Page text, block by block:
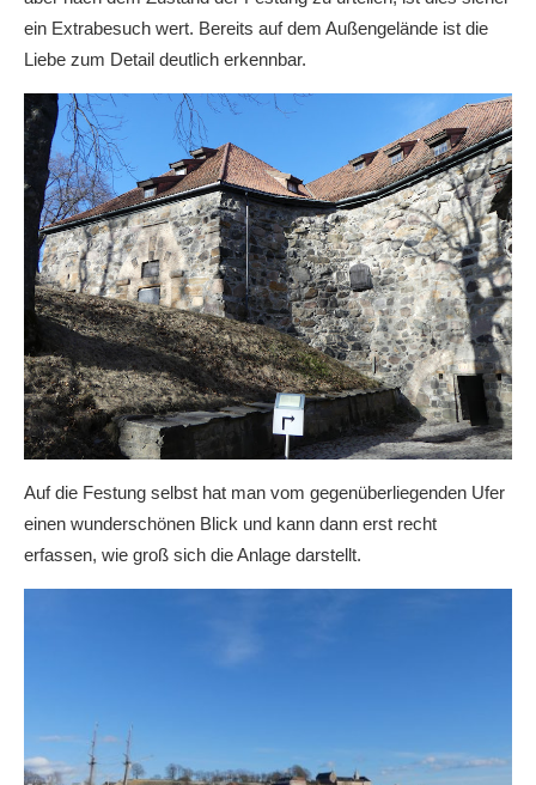
ein Extrabesuch wert. Bereits auf dem Außengelände ist die
Liebe zum Detail deutlich erkennbar.
Auf die Festung selbst hat man vom gegenüberliegenden Ufer
einen wunderschönen Blick und kann dann erst recht
erfassen, wie groß sich die Anlage darstellt.